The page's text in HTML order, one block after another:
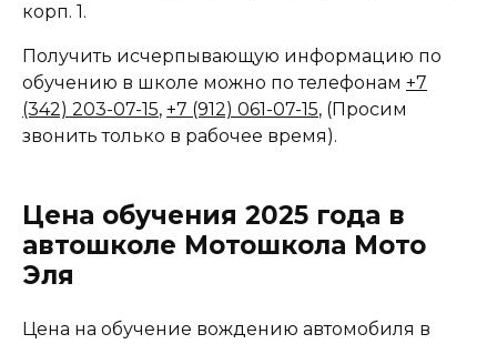
корп. 1.
Получить исчерпывающую информацию по
обучению в школе можно по телефонам +7
(342) 203-07-15, +7 (912) 061-07-15, (Просим
звонить только в рабочее время).
Цена обучения 2025 года в
автошколе Мотошкола Мото
Эля
Цена на обучение вождению автомобиля в